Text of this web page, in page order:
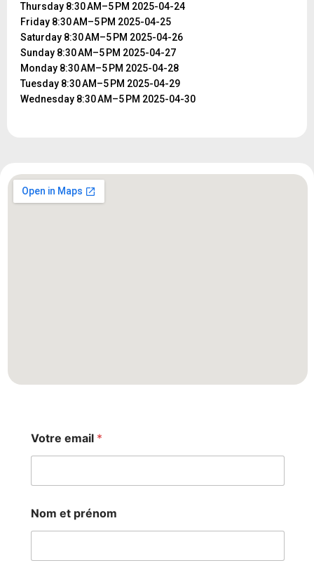
Thursday 8:30 AM–5 PM 2025-04-24
Friday 8:30 AM–5 PM 2025-04-25
Saturday 8:30 AM–5 PM 2025-04-26
Sunday 8:30 AM–5 PM 2025-04-27
Monday 8:30 AM–5 PM 2025-04-28
Tuesday 8:30 AM–5 PM 2025-04-29
Wednesday 8:30 AM–5 PM 2025-04-30
Votre email *
r
é
o
Nom et prénom